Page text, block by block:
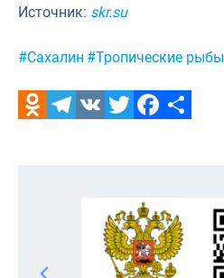
Источник: skr.su
Метки:
#Сахалин #Тропические рыбы